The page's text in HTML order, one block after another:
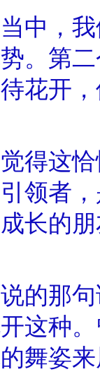
，我
。第
花开
这恰
领者
长的
那句
这种
舞姿